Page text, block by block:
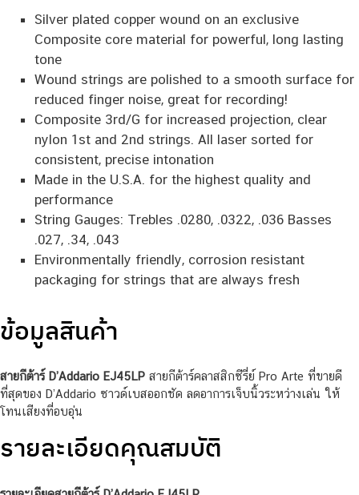
Silver plated copper wound on an exclusive
Composite core material for powerful, long lasting
tone
Wound strings are polished to a smooth surface for
reduced finger noise, great for recording!
Composite 3rd/G for increased projection, clear
nylon 1st and 2nd strings. All laser sorted for
consistent, precise intonation
Made in the U.S.A. for the highest quality and
performance
String Gauges: Trebles .0280, .0322, .036 Basses
.027, .34, .043
Environmentally friendly, corrosion resistant
packaging for strings that are always fresh
ข้อมูลสินค้า
สายกีต้าร์ D’Addario EJ45LP สายกีต้าร์คลาสสิกซีรี่ย์ Pro Arte ที่ขายดี
ที่สุดของ D’Addario ซาวด์เบสออกชัด ลดอาการเจ็บนิ้วระหว่างเล่น ให้
โทนเสียงที่อบอุ่น
รายละเอียดคุณสมบัติ